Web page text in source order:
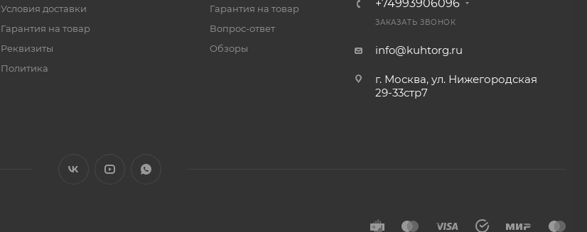
Условия доставки
Гарантия на товар
Реквизиты
Политика
Гарантия на товар
Вопрос-ответ
Обзоры
+74993906096
ЗАКАЗАТЬ ЗВОНОК
info@kuhtorg.ru
г. Москва, ул. Нижегородская
29-33стр7